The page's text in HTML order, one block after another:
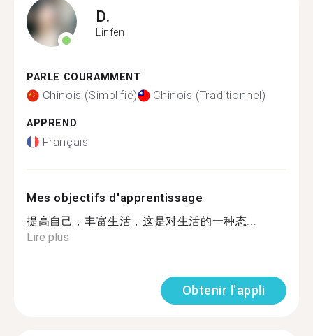
D.
Linfen
PARLE COURAMMENT
Chinois (Simplifié) Chinois (Traditionnel)
APPREND
Français
Mes objectifs d'apprentissage
提高自己，丰富生活，这是对生活的一种态...
Lire plus
Obtenir l'appli